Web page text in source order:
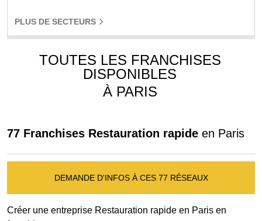
PLUS DE SECTEURS
TOUTES LES FRANCHISES
DISPONIBLES
À PARIS
77 Franchises Restauration rapide en Paris
DEMANDE D'INFOS À CES 77 RÉSEAUX
Créer une entreprise Restauration rapide en Paris en